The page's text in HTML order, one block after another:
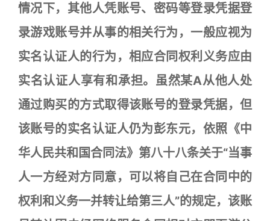
情况下，其他人凭账号、密码等登录凭据登
录游戏账号并从事的相关行为，一般应视为
实名认证人的行为，相应合同权利义务应由
实名认证人享有和承担。虽然某A从他人处
通过购买的方式取得该账号的登录凭据，但
该账号的实名认证人仍为彭东元，依照《中
华人民共和国合同法》第八十八条关于“当事
人一方经对方同意，可以将自己在合同中的
权利和义务一并转让给第三人”的规定，该账